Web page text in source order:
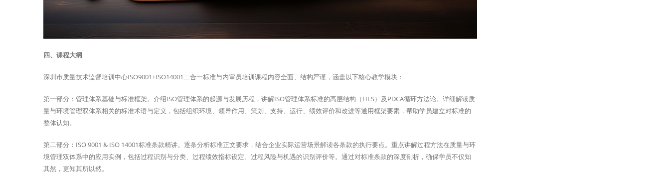
四、课程大纲
深圳市质量技术监督培训中心ISO9001+ISO14001二合一标准与内审员培训课程内容全面、结构严谨，涵盖以下核心教学模块：
第一部分：管理体系基础与标准框架。介绍ISO管理体系的起源与发展历程，讲解ISO管理体系标准的高层结构（HLS）及PDCA循环方法论。详细解读质
量与环境管理双体系相关的标准术语与定义，包括组织环境、领导作用、策划、支持、运行、绩效评价和改进等通用框架要素，帮助学员建立对标准的
整体认知。
第二部分：ISO 9001 & ISO 14001标准条款精讲。逐条分析标准正文要求，结合企业实际运营场景解读各条款的执行要点。重点讲解过程方法在质量与环
境管理双体系中的应用实例，包括过程识别与分类、过程绩效指标设定、过程风险与机遇的识别评价等。通过对标准条款的深度剖析，确保学员不仅知
其然，更知其所以然。